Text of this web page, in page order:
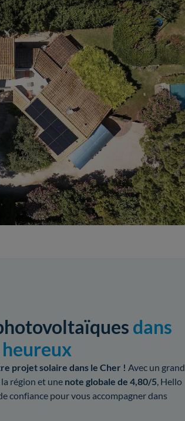
dans
projet solaire dans le Cher ! Avec un grand
région et une note globale de 4,80/5, Hello
confiance pour vous accompagner dans